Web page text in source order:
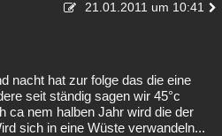
21.01.2011 um 10:41
nacht hat zur folge das die eine
seit ständig sagen wir 45°c
ca nem halben Jahr wird die der
sich in eine Wüste verwandeln...